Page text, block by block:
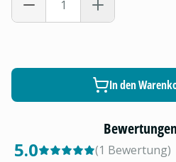
In den
Bewertungen
5.0 (1 Bewertung)